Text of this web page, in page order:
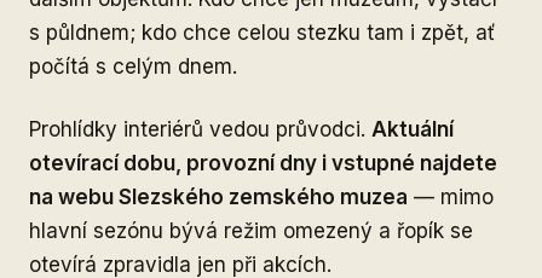
s půldnem; kdo chce celou stezku tam i zpět, ať
počítá s celým dnem.
Prohlídky interiérů vedou průvodci. Aktuální
otevírací dobu, provozní dny i vstupné najdete
na webu Slezského zemského muzea — mimo
hlavní sezónu bývá režim omezený a řopík se
otevírá zpravidla jen při akcích.